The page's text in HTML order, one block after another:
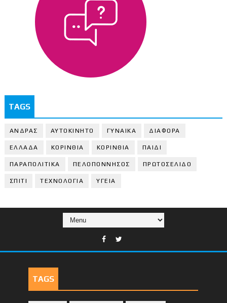
TAGS
ΑΝΔΡΑΣ ΑΥΤΟΚΙΝΗΤΟ ΓΥΝΑΙΚΑ ΔΙΑΦΟΡΑ
ΕΛΛΑΔΑ ΚΟΡΙΝΘΙΑ ΚΟΡΙΝΘΙA ΠΑΙΔΙ
ΠΑΡΑΠΟΛΙΤΙΚΑ ΠΕΛΟΠΟΝΝΗΣΟΣ ΠΡΩΤΟΣΕΛΙΔΟ
ΣΠΙΤΙ ΤΕΧΝΟΛΟΓΙΑ ΥΓΕΙΑ
TAGS